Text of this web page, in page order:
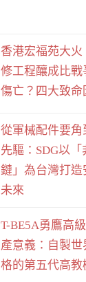
香港宏福苑大火
修工程釀成比戰
傷亡？四大致命
從軍械配件要
先驅：SDG以「
鏈」為台灣打造
未來
T-BE5A勇鷹高
產意義：自製世
格的第五代高教